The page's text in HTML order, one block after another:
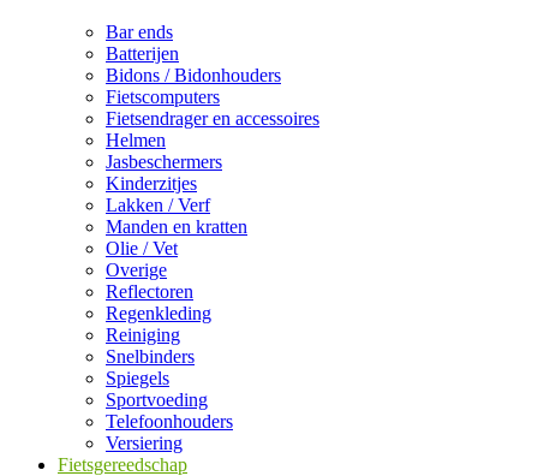
Bar ends
Batterijen
Bidons / Bidonhouders
Fietscomputers
Fietsendrager en accessoires
Helmen
Jasbeschermers
Kinderzitjes
Lakken / Verf
Manden en kratten
Olie / Vet
Overige
Reflectoren
Regenkleding
Reiniging
Snelbinders
Spiegels
Sportvoeding
Telefoonhouders
Versiering
Fietsgereedschap